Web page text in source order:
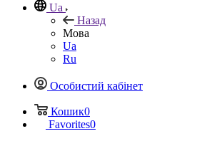
Ua
Назад
Мова
Ua
Ru
Особистий кабінет
Кошик0
Favorites0